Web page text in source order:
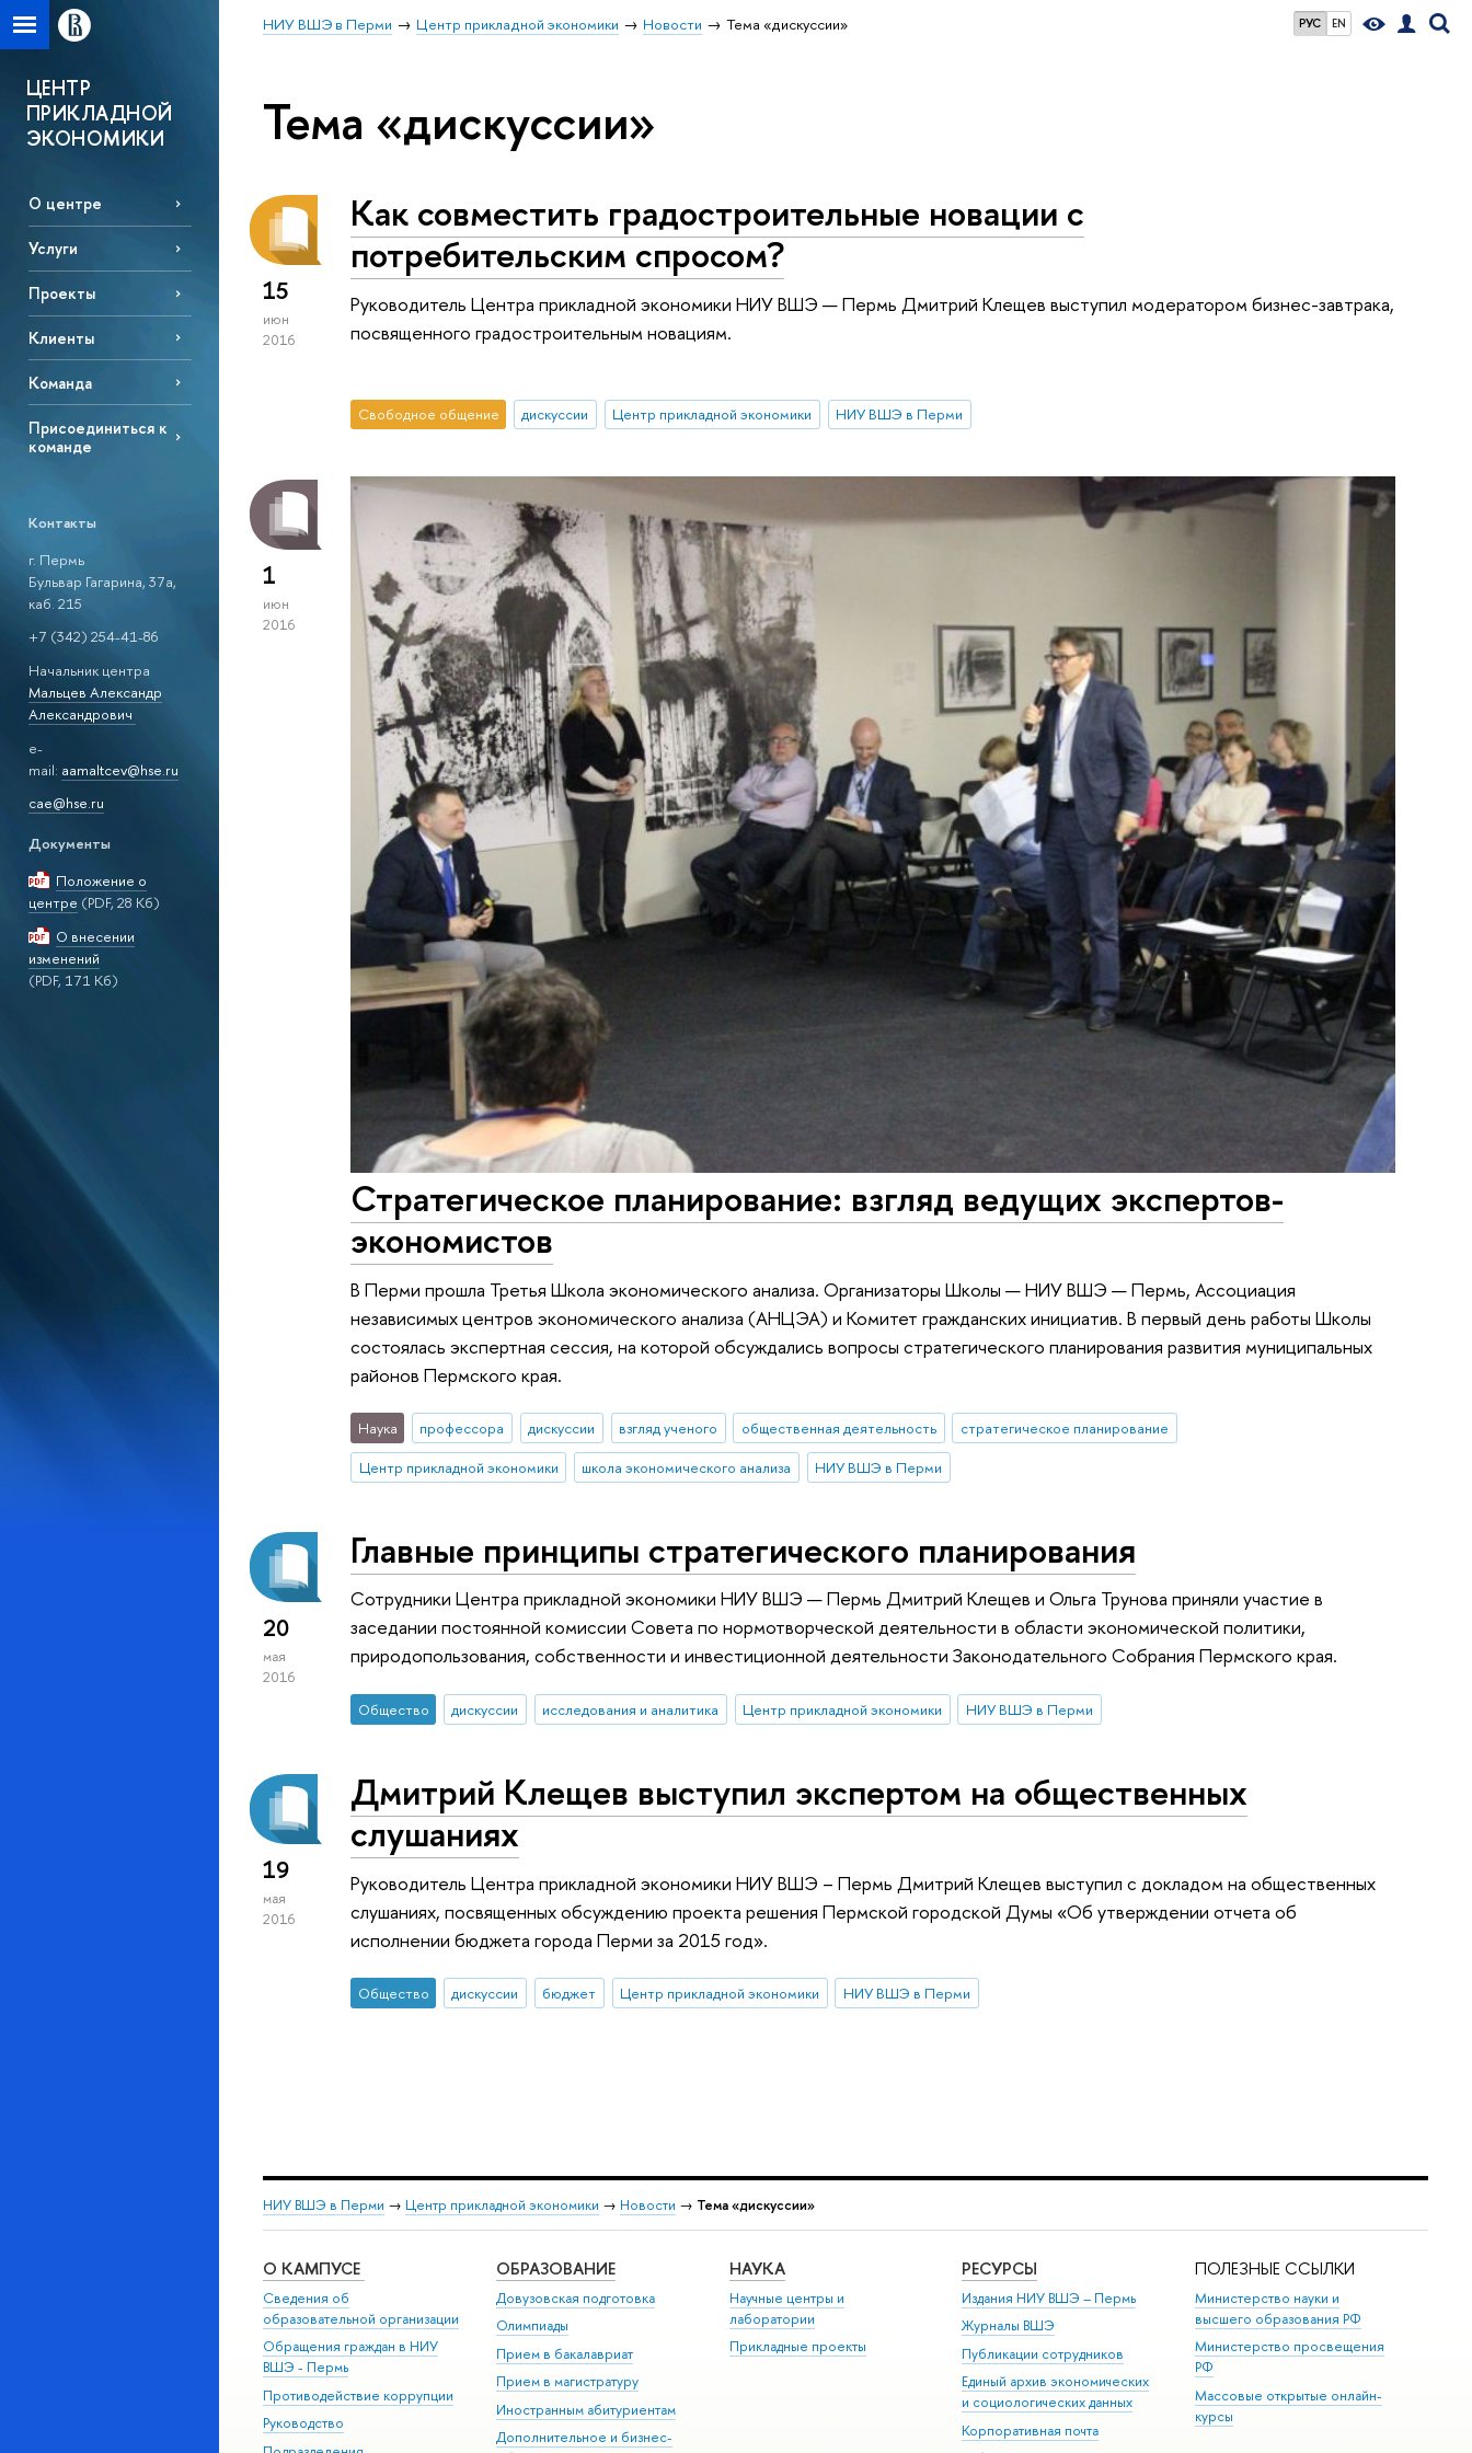
РУС EN
НИУ ВШЭ в Перми Центр прикладной экономики Новости Тема «дискуссии»
ЦЕНТР
ПРИКЛАДНОЙ
ЭКОНОМИКИ
О центре
Услуги
Проекты
Клиенты
Команда
Присоединиться к
команде
Контакты
г. Пермь
Бульвар Гагарина, 37а,
каб. 215
+7 (342) 254-41-86
Начальник центра
Мальцев Александр
Александрович
e-
mail: aamaltcev@hse.ru
cae@hse.ru
Документы
Положение о
центре (PDF, 28 Кб)
О внесении
изменений
(PDF, 171 Кб)
Тема «дискуссии»
15
июн
2016
Как совместить градостроительные новации с
потребительским спросом?
Руководитель Центра прикладной экономики НИУ ВШЭ — Пермь Дмитрий Клещев выступил модератором бизнес-завтрака,
посвященного градостроительным новациям.
Свободное общение дискуссии Центр прикладной экономики НИУ ВШЭ в Перми
1
июн
2016
Стратегическое планирование: взгляд ведущих экспертов-
экономистов
В Перми прошла Третья Школа экономического анализа. Организаторы Школы — НИУ ВШЭ — Пермь, Ассоциация
независимых центров экономического анализа (АНЦЭА) и Комитет гражданских инициатив. В первый день работы Школы
состоялась экспертная сессия, на которой обсуждались вопросы стратегического планирования развития муниципальных
районов Пермского края.
Наука профессора дискуссии взгляд ученого общественная деятельность
стратегическое планирование
Центр прикладной экономики
школа экономического анализа НИУ ВШЭ в Перми
20
мая
2016
Главные принципы стратегического планирования
Сотрудники Центра прикладной экономики НИУ ВШЭ — Пермь Дмитрий Клещев и Ольга Трунова приняли участие в
заседании постоянной комиссии Совета по нормотворческой деятельности в области экономической политики,
природопользования, собственности и инвестиционной деятельности Законодательного Собрания Пермского края.
Общество дискуссии исследования и аналитика Центр прикладной экономики НИУ ВШЭ в Перми
19
мая
2016
Дмитрий Клещев выступил экспертом на общественных
слушаниях
Руководитель Центра прикладной экономики НИУ ВШЭ – Пермь Дмитрий Клещев выступил с докладом на общественных
слушаниях, посвященных обсуждению проекта решения Пермской городской Думы «Об утверждении отчета об
исполнении бюджета города Перми за 2015 год».
Общество дискуссии бюджет Центр прикладной экономики НИУ ВШЭ в Перми
НИУ ВШЭ в Перми → Центр прикладной экономики → Новости → Тема «дискуссии»
О КАМПУСЕ
Сведения об
образовательной организации
Обращения граждан в НИУ
ВШЭ - Пермь
Противодействие коррупции
Руководство
ОБРАЗОВАНИЕ
Довузовская подготовка
Олимпиады
Прием в бакалавриат
Прием в магистратуру
Иностранным абитуриентам
Дополнительное и бизнес-
НАУКА
Научные центры и
лаборатории
Прикладные проекты
РЕСУРСЫ
Издания НИУ ВШЭ ­– Пермь
Журналы ВШЭ
Публикации сотрудников
Единый архив экономических
и социологических данных
Корпоративная почта
ПОЛЕЗНЫЕ ССЫЛКИ
Министерство науки и
высшего образования РФ
Министерство просвещения
РФ
Массовые открытые онлайн-
курсы